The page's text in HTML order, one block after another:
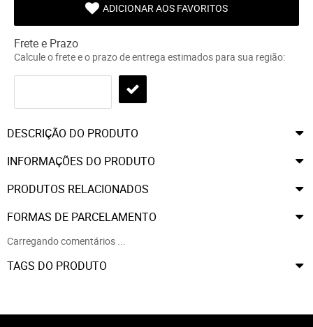
ADICIONAR AOS FAVORITOS
Frete e Prazo
Calcule o frete e o prazo de entrega estimados para sua região:
DESCRIÇÃO DO PRODUTO
INFORMAÇÕES DO PRODUTO
PRODUTOS RELACIONADOS
FORMAS DE PARCELAMENTO
Carregando comentários ...
TAGS DO PRODUTO